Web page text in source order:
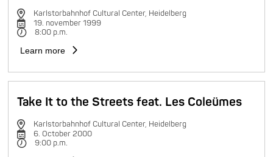
Karlstorbahnhof Cultural Center, Heidelberg
19. november 1999
8:00 p.m.
Learn more
Take It to the Streets feat. Les Coleümes
Karlstorbahnhof Cultural Center, Heidelberg
6. October 2000
9:00 p.m.